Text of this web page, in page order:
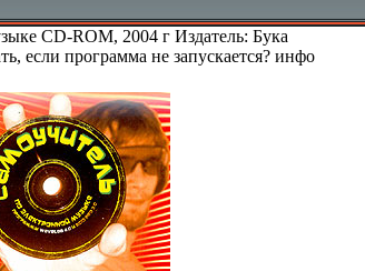
CD-ROM, 2004 г Издатель: Бука
если программа не запускается? инфо